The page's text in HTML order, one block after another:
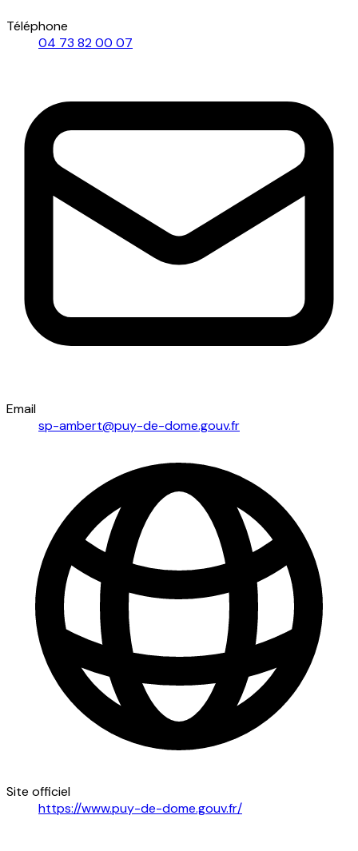
Téléphone
04 73 82 00 07
Email
sp-ambert@puy-de-dome.gouv.fr
Site officiel
https://www.puy-de-dome.gouv.fr/